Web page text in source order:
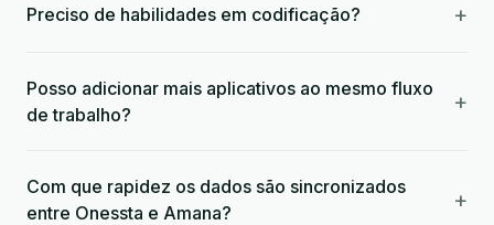
Preciso de habilidades em codificação? +
Posso adicionar mais aplicativos ao mesmo fluxo
de trabalho?
+
Com que rapidez os dados são sincronizados
entre Onessta e Amana?
+